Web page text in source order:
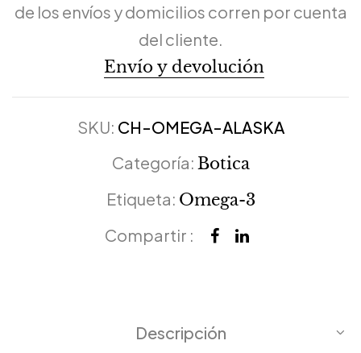
de los envíos y domicilios corren por cuenta
del cliente.
Envío y devolución
SKU: CH-OMEGA-ALASKA
Categoría: Botica
Etiqueta: Omega-3
Compartir :
Descripción